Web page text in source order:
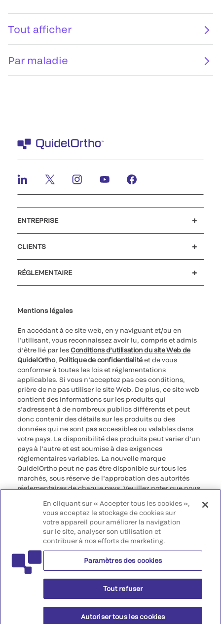
Tout afficher
Par maladie
ENTREPRISE
CLIENTS
RÉGLEMENTAIRE
Mentions légales
En accédant à ce site web, en y naviguant et/ou en
l’utilisant, vous reconnaissez avoir lu, compris et admis
d’être lié par lesConditions d’utilisation du site Web de
QuidelOrtho, Politique de confidentialitéet de vous
conformer à toutes les lois et réglementations
applicables. Si vous n’acceptez pas ces conditions,
prière de ne pas utiliser le site Web. De plus, ce site web
contient des informations sur les produits qui
s’adressent à de nombreux publics différents et peut
donc contenir des détails sur les produits ou des
données qui ne sont pas accessibles ou valables dans
votre pays. La disponibilité des produits peut varier d’un
pays à l’autre et est soumise à des exigences
réglementaires variables. La nouvelle marque
QuidelOrtho peut ne pas être disponible sur tous les
marchés, sous réserve de l’approbation des autorités
réglementaires de chaque pays. Veuillez noter que nous
informations qui risquent de ne pas être conformes à
toute procédure légale, réglementation, enregistrement
ou usage dans votre pays d’origine.
©2026 QuidelOrtho Corporation. Tous droits réservés.
QuidelOrtho Corporation
9975 Summers Ridge Road, San Diego, CA 92121, USA
En cliquant sur « Accepter tous les cookies »,
vous acceptez le stockage de cookies sur
votre appareil pour améliorer la navigation
sur le site, analyser son utilisation et
contribuer à nos efforts de marketing.
Paramètres des cookies
Tout refuser
Autoriser tous les cookies